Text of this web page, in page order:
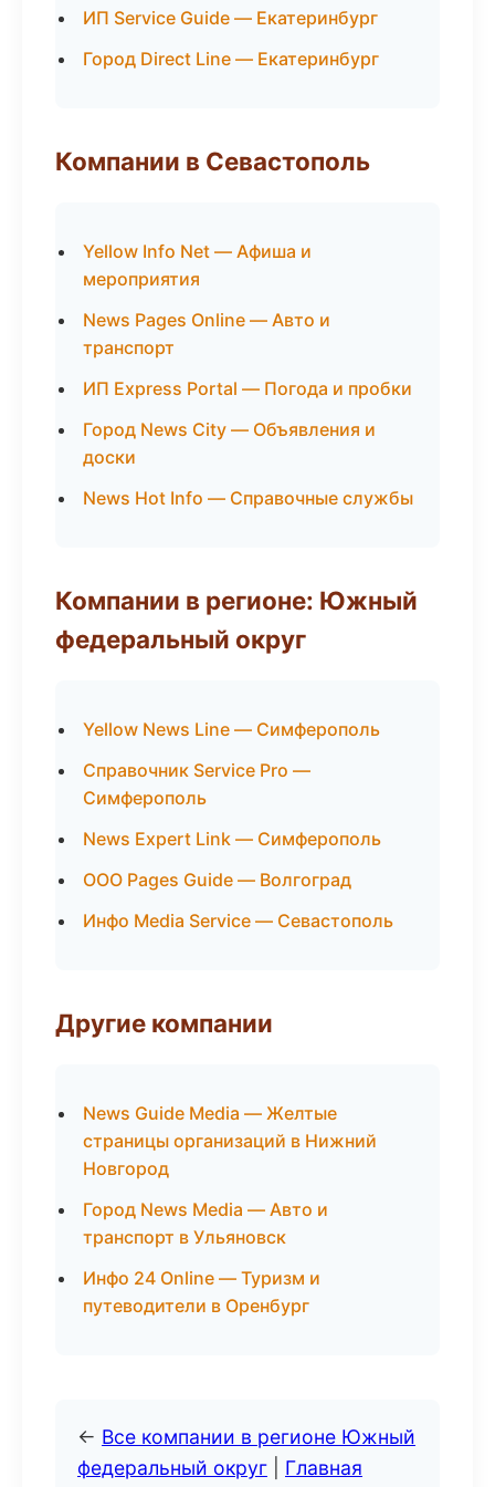
ИП Service Guide — Екатеринбург
Город Direct Line — Екатеринбург
Компании в Севастополь
Yellow Info Net — Афиша и
мероприятия
News Pages Online — Авто и
транспорт
ИП Express Portal — Погода и пробки
Город News City — Объявления и
доски
News Hot Info — Справочные службы
Компании в регионе: Южный
федеральный округ
Yellow News Line — Симферополь
Справочник Service Pro —
Симферополь
News Expert Link — Симферополь
ООО Pages Guide — Волгоград
Инфо Media Service — Севастополь
Другие компании
News Guide Media — Желтые
страницы организаций в Нижний
Новгород
Город News Media — Авто и
транспорт в Ульяновск
Инфо 24 Online — Туризм и
путеводители в Оренбург
← Все компании в регионе Южный
федеральный округ
Главная